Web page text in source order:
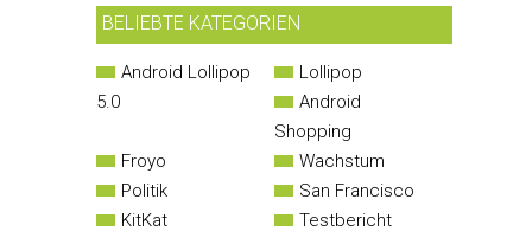
BELIEBTE KATEGORIEN
Android Lollipop
5.0
Lollipop
Android
Shopping
Froyo
Wachstum
Politik
San Francisco
KitKat
Testbericht